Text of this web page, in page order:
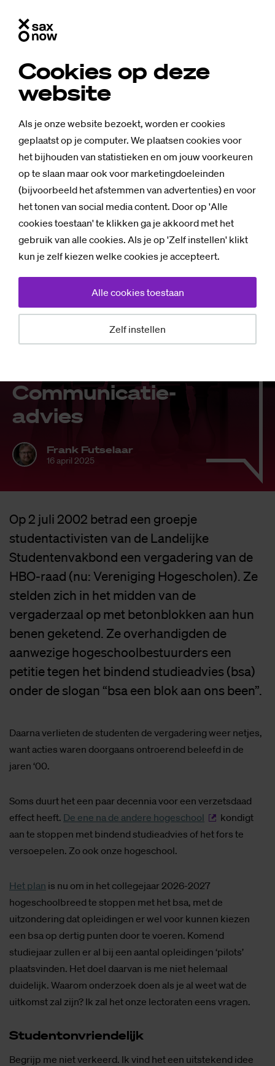
Cookies op deze
website
Als je onze website bezoekt, worden er cookies
geplaatst op je computer. We plaatsen cookies voor
het bijhouden van statistieken en om jouw voorkeuren
op te slaan maar ook voor marketingdoeleinden
(bijvoorbeeld het afstemmen van advertenties) en voor
het tonen van social media content. Door op 'Alle
cookies toestaan' te klikken ga je akkoord met het
gebruik van alle cookies. Als je op 'Zelf instellen' klikt
kun je zelf kiezen welke cookies je accepteert.
Zelf instellen
Alle cookies toestaan
Opinie
Com­mu­ni­ca­tie­
ad­vies
Frank Futselaar
16 april 2025
Op 2 juli 2002 betrad een groepje
studentactivisten van de Landelijke
Studentenvakbond een vergadering van de
HBO-raad (nu: Vereniging Hogescholen). Ze
stelden zich in het midden van de
vergaderzaal op met betonblokken aan hun
benen geketend. Ze overhandigden de
aanwezige hogeschoolbestuurders een
petitie tegen het bindend studieadvies (bsa)
onder de slogan “bsa een blok aan ons been”.
Daarna verlieten de studenten de vergadering weer netjes,
want acties waren doorgaans ontroerend beleefd in de
jaren ‘00.
Soms duurt het een paar decennia voor een verzetsdaad
effect heeft. De ene na de andere hogeschool
kondigt
aan te stoppen met bindend studieadvies of het fors te
versoepelen. Zo ook onze hogeschool.
Het plan is nu om in het collegejaar 2026-2027
hogeschoolbreed te stoppen met het bsa, met de
uitzondering dat opleidingen er wel voor kunnen kiezen
een bsa op dertig punten door te voeren. Komend
studiejaar zullen er al bij een aantal opleidingen ‘pilots’
plaatsvinden. Het doel daarvan is me niet helemaal
duidelijk. Waarom onderzoek doen als je al weet wat de
uitkomst zal zijn? Ik zal het onze lectoraten eens vragen.
Stu­den­ton­vrien­de­lijk
Begrijp me niet verkeerd. Ik vind het een uitstekend idee